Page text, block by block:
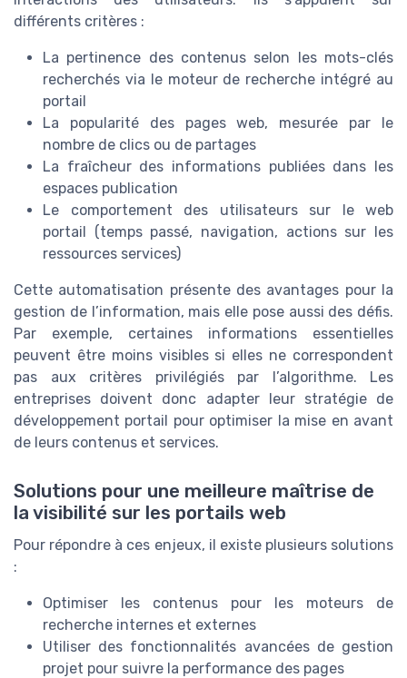
différents critères :
La pertinence des contenus selon les mots-clés
recherchés via le moteur de recherche intégré au
portail
La popularité des pages web, mesurée par le
nombre de clics ou de partages
La fraîcheur des informations publiées dans les
espaces publication
Le comportement des utilisateurs sur le web
portail (temps passé, navigation, actions sur les
ressources services)
Cette automatisation présente des avantages pour la
gestion de l’information, mais elle pose aussi des défis.
Par exemple, certaines informations essentielles
peuvent être moins visibles si elles ne correspondent
pas aux critères privilégiés par l’algorithme. Les
entreprises doivent donc adapter leur stratégie de
développement portail pour optimiser la mise en avant
de leurs contenus et services.
Solutions pour une meilleure maîtrise de
la visibilité sur les portails web
Pour répondre à ces enjeux, il existe plusieurs solutions
:
Optimiser les contenus pour les moteurs de
recherche internes et externes
Utiliser des fonctionnalités avancées de gestion
projet pour suivre la performance des pages